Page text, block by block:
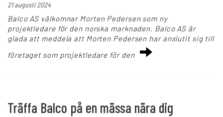
21 augusti 2024
Balco AS välkomnar Morten Pedersen som ny
projektledare för den norska marknaden. Balco AS är
glada att meddela att Morten Pedersen har anslutit sig till
företaget som projektledare för den
Träffa Balco på en mässa nära dig